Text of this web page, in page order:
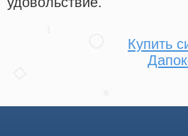
Купить